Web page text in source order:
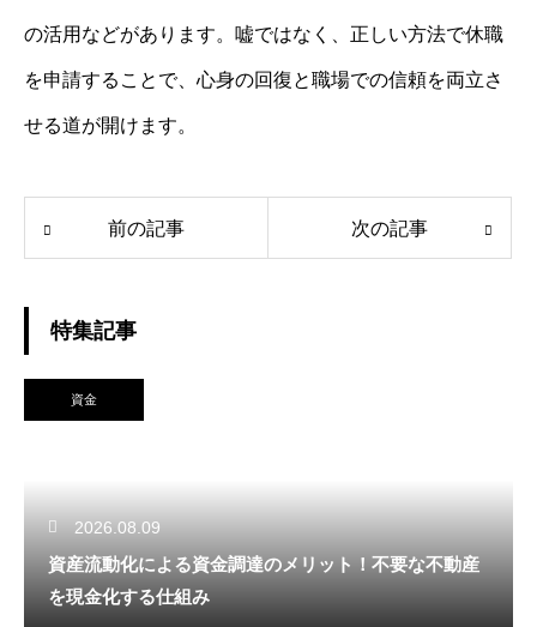
の活用などがあります。嘘ではなく、正しい方法で休職
を申請することで、心身の回復と職場での信頼を両立さ
せる道が開けます。
前の記事 次の記事
特集記事
資金
2026.08.09
資産流動化による資金調達のメリット！不要な不動産
を現金化する仕組み